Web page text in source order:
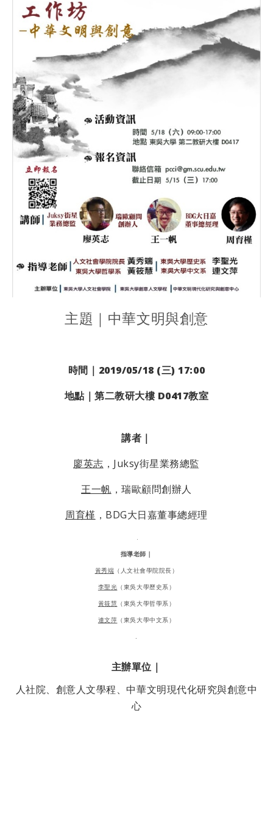
主題｜中華文明與創意
時間｜2019/05/18 (三) 17:00
地點｜第二教研大樓 D0417教室
講者｜
廖英志 ，Juksy街星業務總監
王一帆 ，瑞歐顧問創辦人
周育槿 ，BDG大日嘉董事總經理
.
指導老師｜
黃秀端 （人文社會學院院長）
李聖光 （東吳大學歷史系）
黃筱慧 （東吳大學哲學系）
連文萍 （東吳大學中文系）
.
主辦單位｜
人社院、創意人文學程、中華文明現代化研究與創意中
心